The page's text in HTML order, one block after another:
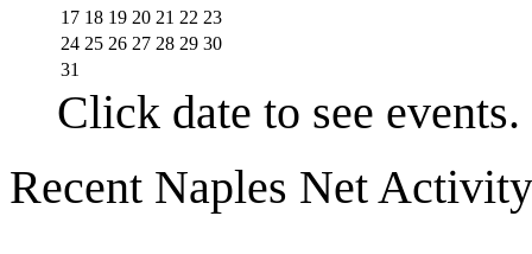
17 18 19 20 21 22 23
24 25 26 27 28 29 30
31
Click date to see events.
Recent Naples Net Activity